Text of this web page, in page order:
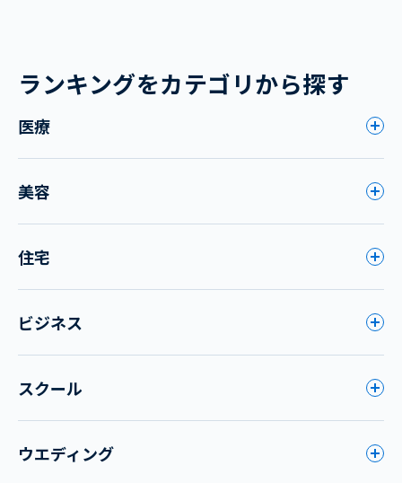
ランキングをカテゴリから探す
医療
美容
住宅
ビジネス
スクール
ウエディング